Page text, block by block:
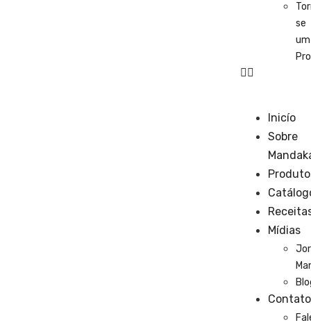
se
um
Inicío
Sobre
Mídias
Contato